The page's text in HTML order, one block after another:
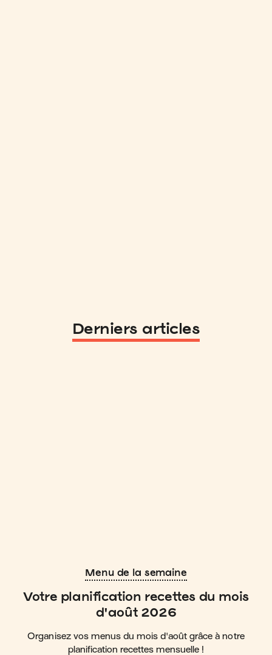
Derniers articles
Menu de la semaine
Votre planification recettes du mois
d'août 2026
Organisez vos menus du mois d'août grâce à notre
planification recettes mensuelle !